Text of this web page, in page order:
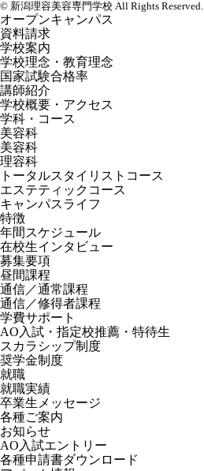
© 新潟理容美容専門学校 All Rights Reserved.
オープンキャンパス
資料請求
学校案内
学校理念・教育理念
国家試験合格率
講師紹介
学校概要・アクセス
学科・コース
美容科
美容科
理容科
トータルスタイリストコース
エステティックコース
キャンパスライフ
特徴
年間スケジュール
在校生インタビュー
募集要項
昼間課程
通信／通常課程
通信／修得者課程
学費サポート
AO入試・指定校推薦・特待生
スカラシップ制度
奨学金制度
就職
就職実績
卒業生メッセージ
各種ご案内
お知らせ
AO入試エントリー
各種申請書ダウンロード